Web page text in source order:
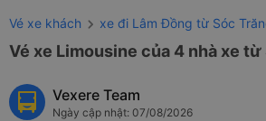
Vé xe khách xe đi Lâm Đồng từ Sóc
Vé xe Limousine của 4 nhà xe
Vexere Team
Ngày cập nhật: 07/08/2026